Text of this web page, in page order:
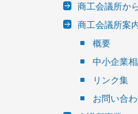
商工会議所か
商工会議所案
概要
中小企業
リンク集
お問い合